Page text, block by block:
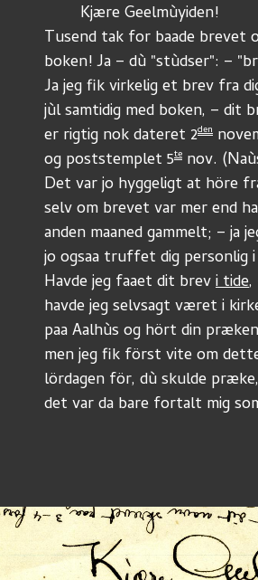
	Kjære Geelmùyiden!
Tusend tak for baade brevet
boken! Ja – dù "stùdser": –
Ja jeg fik virkelig et brev fra
jùl samtidig med boken, – dit
er rigtig nok dateret 2den
og poststemplet 5te nov.
Det var jo hyggeligt at höre
selv om brevet var mer end
anden maaned gammelt; – ja
jo ogsaa truffet dig personlig
Havde jeg faaet dit brev i tide,
havde jeg selvsagt været i
paa Aalhùs og hört din
men jeg fik först vite om
lördagen för, dù skulde
det var da bare fortalt mig